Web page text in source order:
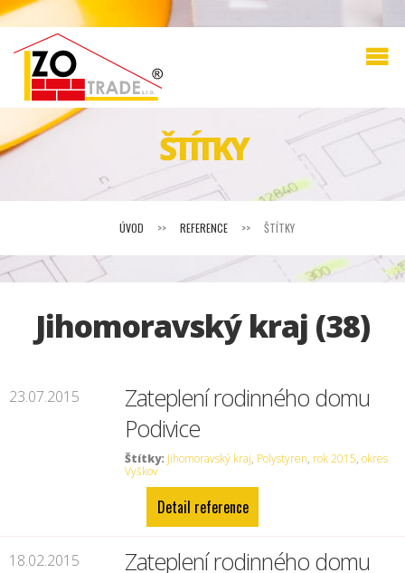
ŠTÍTKY
ÚVOD >> REFERENCE >> ŠTÍTKY
Jihomoravský kraj (38)
23.07.2015
Zateplení rodinného domu
Podivice
Štítky: Jihomoravský kraj, Polystyren, rok 2015,okres
Vyškov
Detail reference
18.02.2015
Zateplení rodinného domu